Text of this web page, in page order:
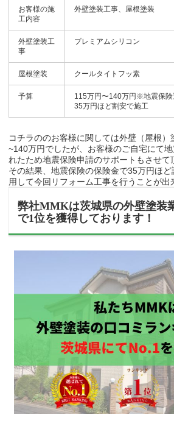
お客様の施
工内容
外壁塗装工事、屋根塗装
外壁塗装工
事
プレミアムシリコン
屋根塗装 クールタイトフッ素
予算
115万円〜140万円※地震保険
35万円ほど割安で施工
コチラののお客様に関しては外壁（屋根）
~140万円でしたが、お客様のご自宅にて
れたため地震保険申請のサポートもさせて
その結果、地震保険の保険金で35万円ほ
用して今回リフォーム工事を行うことが出
弊社MMKは茨城県の外壁塗装
で1位を獲得しております！